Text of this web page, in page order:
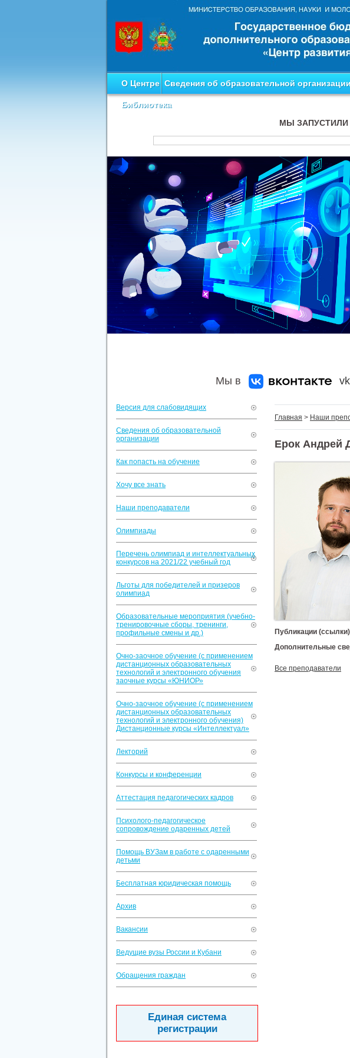
О Центре Сведения об образовательной
Библиотека
МЫ
Мы в
Версия для слабовидящих
Сведения об образовательной
организации
Как попасть на обучение
Хочу все знать
Наши преподаватели
Олимпиады
Перечень олимпиад и интеллектуальных
конкурсов на 2021/22 учебный год
Льготы для победителей и призеров
олимпиад
Образовательные мероприятия (учебно-
тренировочные сборы, тренинги,
профильные смены и др.)
Очно-заочное обучение (с применением
дистанционных образовательных
технологий и электронного обучения
заочные курсы «ЮНИОР»
Очно-заочное обучение (с применением
дистанционных образовательных
технологий и электронного обучения)
Дистанционные курсы «Интеллектуал»
Лекторий
Конкурсы и конференции
Аттестация педагогических кадров
Психолого-педагогическое
сопровождение одаренных детей
Помощь ВУЗам в работе с одаренными
детьми
Бесплатная юридическая помощь
Архив
Вакансии
Ведущие вузы России и Кубани
Обращения граждан
Единая система
регистрации
Главная > Наши
Ерок Андрей
Публикации (ссылки)
Дополнительные
Все преподаватели